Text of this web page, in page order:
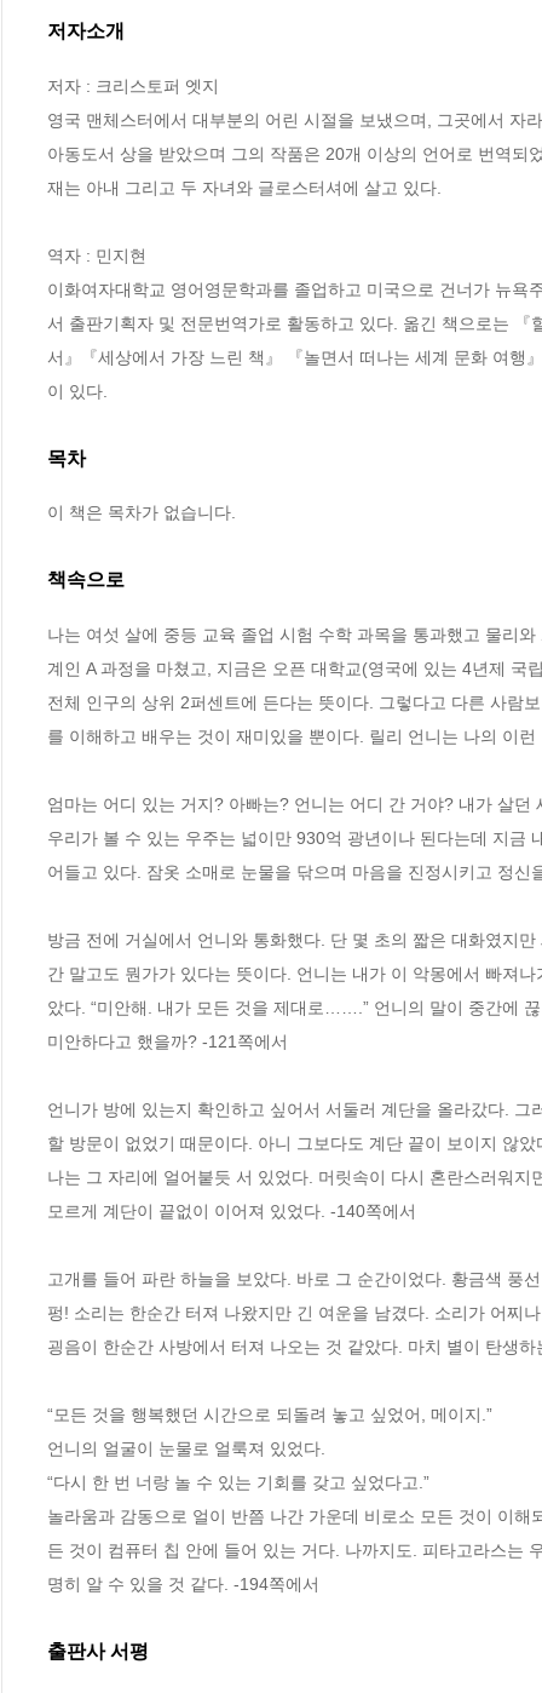
저자소개
저자 : 크리스토퍼 엣지
영국 맨체스터에서 대부분의 어린 시절을 보냈으며, 그곳에서 자
아동도서 상을 받았으며 그의 작품은 20개 이상의 언어로 번역
재는 아내 그리고 두 자녀와 글로스터셔에 살고 있다.
역자 : 민지현
이화여자대학교 영어영문학과를 졸업하고 미국으로 건너가 뉴
서 출판기획자 및 전문번역가로 활동하고 있다. 옮긴 책으로는
서』『세상에서 가장 느린 책』 『놀면서 떠나는 세계 문화 여행
이 있다.
목차
이 책은 목차가 없습니다.
책속으로
나는 여섯 살에 중등 교육 졸업 시험 수학 과목을 통과했고 물리
계인 A 과정을 마쳤고, 지금은 오픈 대학교(영국에 있는 4년제 국
전체 인구의 상위 2퍼센트에 든다는 뜻이다. 그렇다고 다른 사람
를 이해하고 배우는 것이 재미있을 뿐이다. 릴리 언니는 나의
엄마는 어디 있는 거지? 아빠는? 언니는 어디 간 거야? 내가 살
우리가 볼 수 있는 우주는 넓이만 930억 광년이나 된다는데 지금
어들고 있다. 잠옷 소매로 눈물을 닦으며 마음을 진정시키고 정신
방금 전에 거실에서 언니와 통화했다. 단 몇 초의 짧은 대화였지
간 말고도 뭔가가 있다는 뜻이다. 언니는 내가 이 악몽에서 빠져
았다. “미안해. 내가 모든 것을 제대로…….” 언니의 말이 중간에
미안하다고 했을까? -121쪽에서
언니가 방에 있는지 확인하고 싶어서 서둘러 계단을 올라갔다.
할 방문이 없었기 때문이다. 아니 그보다도 계단 끝이 보이지 않
나는 그 자리에 얼어붙듯 서 있었다. 머릿속이 다시 혼란스러워
모르게 계단이 끝없이 이어져 있었다. -140쪽에서
고개를 들어 파란 하늘을 보았다. 바로 그 순간이었다. 황금색 풍
펑! 소리는 한순간 터져 나왔지만 긴 여운을 남겼다. 소리가 어찌
굉음이 한순간 사방에서 터져 나오는 것 같았다. 마치 별이 탄생
“모든 것을 행복했던 시간으로 되돌려 놓고 싶었어, 메이지.”
언니의 얼굴이 눈물로 얼룩져 있었다.
“다시 한 번 너랑 놀 수 있는 기회를 갖고 싶었다고.”
놀라움과 감동으로 얼이 반쯤 나간 가운데 비로소 모든 것이 이
든 것이 컴퓨터 칩 안에 들어 있는 거다. 나까지도. 피타고라스는
명히 알 수 있을 것 같다. -194쪽에서
출판사 서평